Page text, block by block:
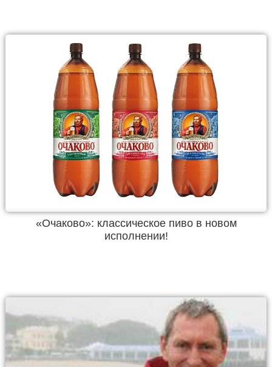
«Очаково»: классическое пиво в новом
исполнении!